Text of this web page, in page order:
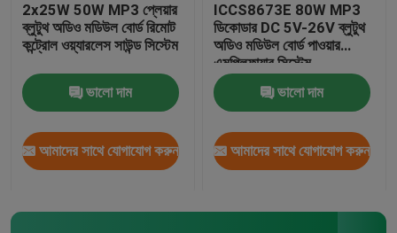
আমাদের সাথে যোগাযোগ করুন
মামলা
ব্লগ
2x25W 50W MP3 প্লেয়ার
ব্লুটুথ অডিও মডিউল বোর্ড রিমোট
কন্ট্রোল ওয়্যারলেস সাউন্ড সিস্টেম
ভালো দাম
আমাদের সাথে যোগাযোগ করুন
ICCS8673E 80W MP3
ডিকোডার DC 5V-26V ব্লুটুথ
অডিও মডিউল বোর্ড পাওয়ার
এমপ্লিফায়ার সিস্টেম
ভালো দাম
আমাদের সাথে যোগাযোগ করুন